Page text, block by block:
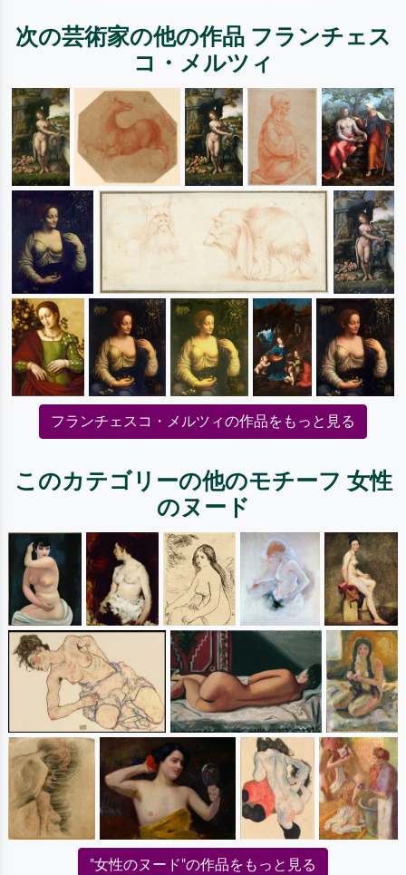
次の芸術家の他の作品 フランチェス
コ・メルツィ
フランチェスコ・メルツィの作品をもっと見る
このカテゴリーの他のモチーフ 女性
のヌード
"女性のヌード"の作品をもっと見る